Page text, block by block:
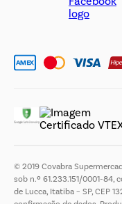
Trabalhe Conosco
© 2019 Covabra
sob n.º 61.233.151/0001-84,
de Lucca, Itatiba – SP, CEP